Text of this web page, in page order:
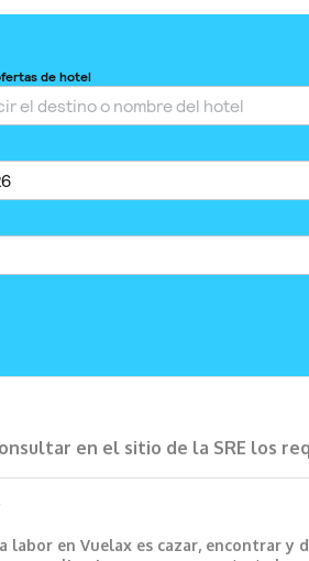
en el sitio de la SRE los
labor en Vuelax es cazar, encontrar y